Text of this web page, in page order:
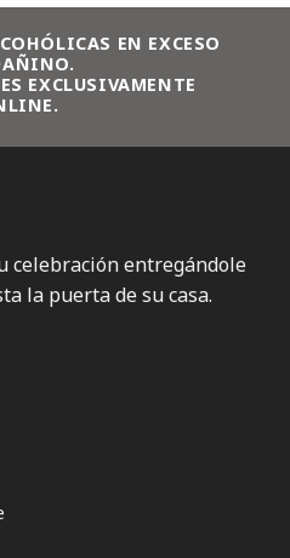
EN EXCESO
EXCLUSIVAMENTE
celebración entregándole
la puerta de su casa.